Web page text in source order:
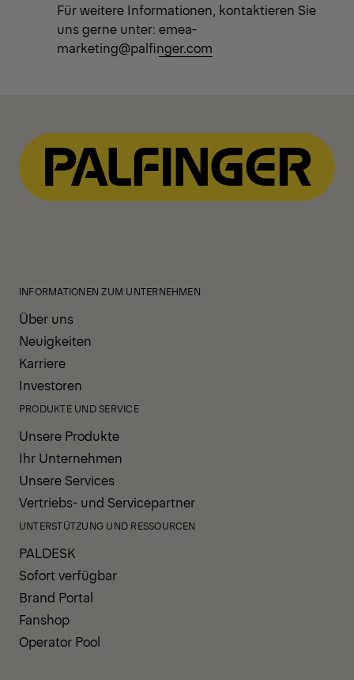
Für weitere Informationen, kontaktieren Sie
uns gerne unter: emea-
marketing@palfinger.com
INFORMATIONEN ZUM UNTERNEHMEN
Über uns
Neuigkeiten
Karriere
Investoren
PRODUKTE UND SERVICE
Unsere Produkte
Ihr Unternehmen
Unsere Services
Vertriebs- und Servicepartner
UNTERSTÜTZUNG UND RESSOURCEN
PALDESK
Sofort verfügbar
Brand Portal
Fanshop
Operator Pool